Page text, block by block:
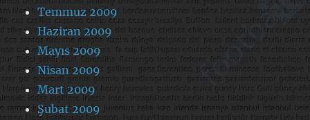
Temmuz 2009
Haziran 2009
Mayıs 2009
Nisan 2009
Mart 2009
Şubat 2009